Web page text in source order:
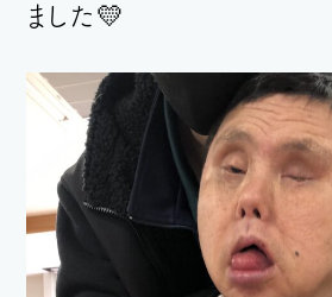
ました💛